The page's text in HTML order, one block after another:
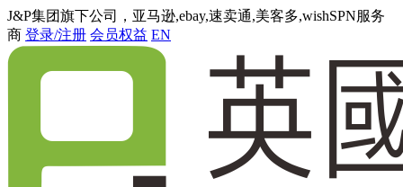
J&P集团旗下公司，亚马逊,ebay,速卖通,美客多,wishSPN服务
商 登录/注册 会员权益 EN